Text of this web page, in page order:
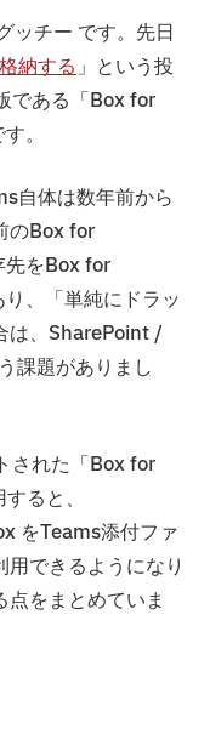
ッチー です。先日
納する」という投
である「Box for
。
自体は数年前から
のBox for
先をBox for
、「単純にドラッ
は、SharePoint /
課題がありまし
された「Box for
ると、
をTeams添付ファ
用できるようになり
をまとめていま